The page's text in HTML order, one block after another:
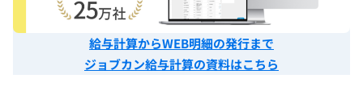
給与計算からWEB明細の発行まで
ジョブカン給与計算の資料はこちら